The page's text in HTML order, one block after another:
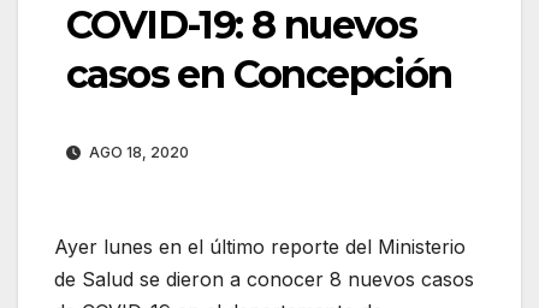
COVID-19: 8 nuevos
casos en Concepción
AGO 18, 2020
Ayer lunes en el último reporte del Ministerio
de Salud se dieron a conocer 8 nuevos casos